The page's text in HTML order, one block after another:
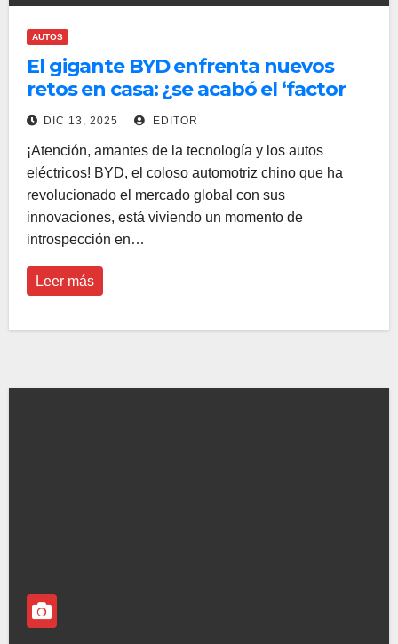
AUTOS
El gigante BYD enfrenta nuevos
retos en casa: ¿se acabó el ‘factor
wow’ en China?
DIC 13, 2025 EDITOR
¡Atención, amantes de la tecnología y los autos
eléctricos! BYD, el coloso automotriz chino que ha
revolucionado el mercado global con sus
innovaciones, está viviendo un momento de
introspección en…
Leer más